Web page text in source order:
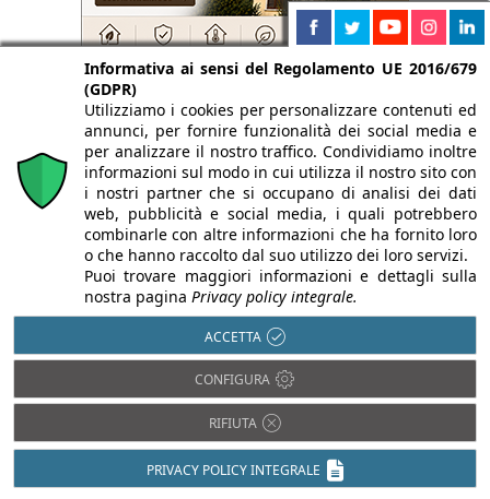
Acciaio
Bambù
Calcestruzzo
Cemento
Ceramica
Legno
Pietra
Plastica
PVC
Resina
Tessuti
Informativa ai sensi del Regolamento UE 2016/679
(GDPR)
Utilizziamo i cookies per personalizzare contenuti ed
annunci, per fornire funzionalità dei social media e
per analizzare il nostro traffico. Condividiamo inoltre
informazioni sul modo in cui utilizza il nostro sito con
i nostri partner che si occupano di analisi dei dati
web, pubblicità e social media, i quali potrebbero
combinarle con altre informazioni che ha fornito loro
o che hanno raccolto dal suo utilizzo dei loro servizi.
Puoi trovare maggiori informazioni e dettagli sulla
nostra pagina Privacy policy integrale.
ACCETTA
CONFIGURA
RIFIUTA
PRIVACY POLICY INTEGRALE